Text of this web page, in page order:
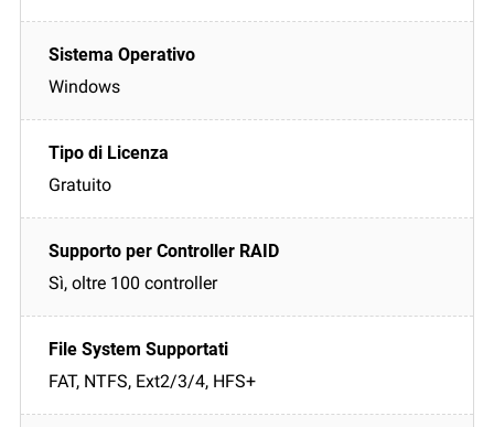
Windows
Gratuito
Sì, oltre 100 controller
FAT, NTFS, Ext2/3/4, HFS+